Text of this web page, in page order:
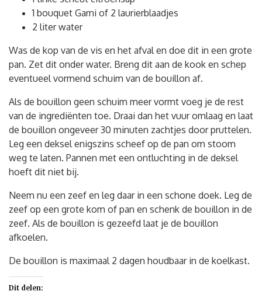
1 bouquet Garni of 2 laurierblaadjes
2 liter water
Was de kop van de vis en het afval en doe dit in een grote
pan. Zet dit onder water. Breng dit aan de kook en schep
eventueel vormend schuim van de bouillon af.
Als de bouillon geen schuim meer vormt voeg je de rest
van de ingrediënten toe. Draai dan het vuur omlaag en laat
de bouillon ongeveer 30 minuten zachtjes door pruttelen.
Leg een deksel enigszins scheef op de pan om stoom
weg te laten. Pannen met een ontluchting in de deksel
hoeft dit niet bij.
Neem nu een zeef en leg daar in een schone doek. Leg de
zeef op een grote kom of pan en schenk de bouillon in de
zeef. Als de bouillon is gezeefd laat je de bouillon
afkoelen.
De bouillon is maximaal 2 dagen houdbaar in de koelkast.
Dit delen: